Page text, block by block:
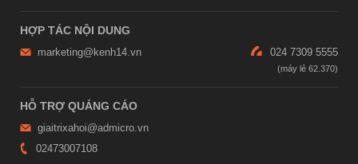
HỢP TÁC NỘI DUNG
marketing@kenh14.vn 024 7309 5555
HỖ TRỢ QUẢNG CÁO
giaitrixahoi@admicro.vn
02473007108